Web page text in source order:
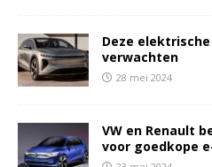
Deze elektrische
verwachten
28 mei 2024
VW en Renault
voor goedkope